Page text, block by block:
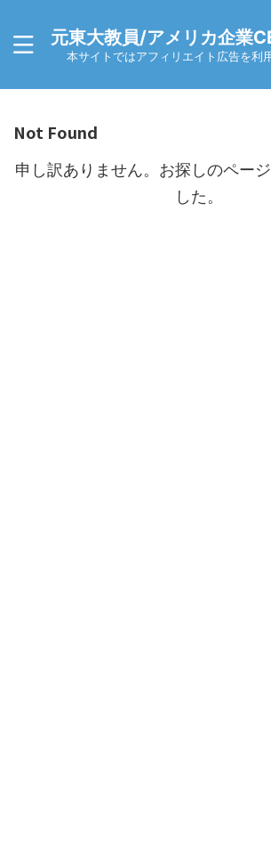
元東大教員/アメリカ企業
本サイトではアフィリエイト広告を利
Not Found
申し訳ありません。お探しのペー
した。